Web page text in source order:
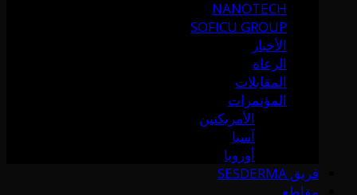
NANOTECH
SOFICU GROUP
الأخبار
الرعاة
المقابلات
المؤتمرات
الأمريكتين
آسيا
أوروبا
فريق SESDERMA